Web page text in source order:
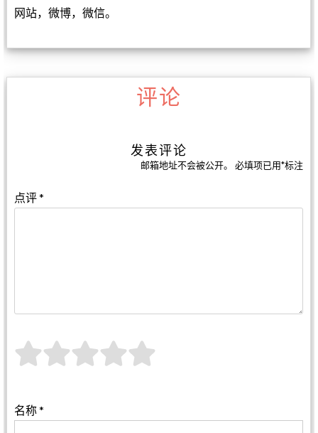
网站，微博，微信。
评论
发表评论
邮箱地址不会被公开。 必填项已用*标注
点评*
名称*